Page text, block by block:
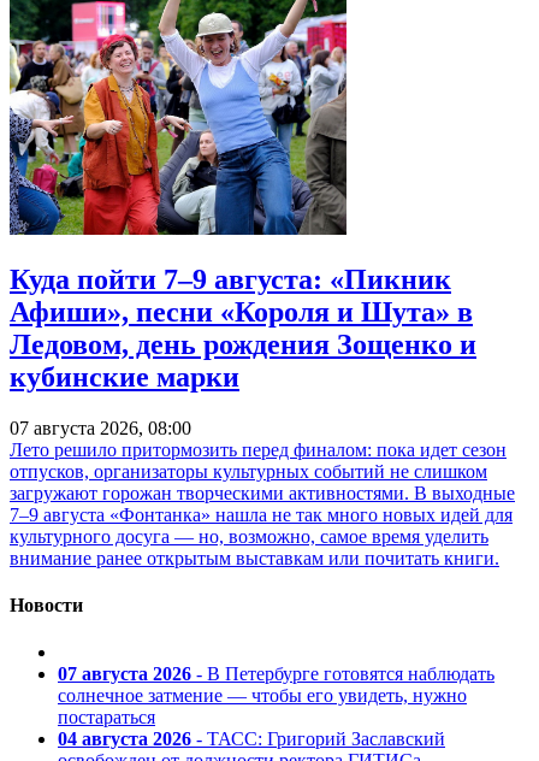
Куда пойти 7–9 августа: «Пикник
Афиши», песни «Короля и Шута» в
Ледовом, день рождения Зощенко и
кубинские марки
07 августа 2026, 08:00
Лето решило притормозить перед финалом: пока идет сезон
отпусков, организаторы культурных событий не слишком
загружают горожан творческими активностями. В выходные
7–9 августа «Фонтанка» нашла не так много новых идей для
культурного досуга — но, возможно, самое время уделить
внимание ранее открытым выставкам или почитать книги.
Новости
07 августа 2026 - В Петербурге готовятся наблюдать
солнечное затмение — чтобы его увидеть, нужно
постараться
04 августа 2026 - ТАСС: Григорий Заславский